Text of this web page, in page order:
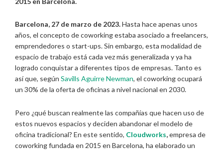
Barcelona, 27 de marzo de 2023.Hasta hace apenas unos
años, el concepto de coworking estaba asociado a freelancers,
emprendedores o start-ups. Sin embargo, esta modalidad de
espacio de trabajo está cada vez más generalizada y ya ha
logrado conquistar a diferentes tipos de empresas. Tanto es
así que, según Savills Aguirre Newman, el coworking ocupará
un 30% de la oferta de oficinas a nivel nacional en 2030.
Pero ¿qué buscan realmente las compañías que hacen uso de
estos nuevos espacios y deciden abandonar el modelo de
oficina tradicional? En este sentido, Cloudworks,empresa de
coworking fundada en 2015 en Barcelona, ha elaborado un